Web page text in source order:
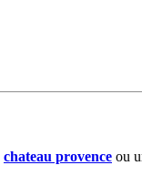
chateau provence ou